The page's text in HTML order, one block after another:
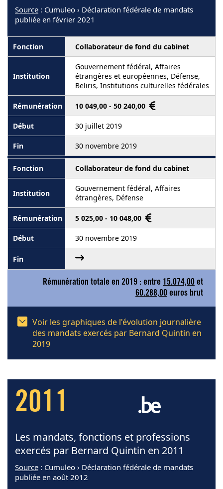
Source : Cumuleo › Déclaration fédérale de mandats
publiée en février 2021
Collaborateur de fond du cabinet
Gouvernement fédéral, Affaires
étrangères et européennes, Défense,
Beliris, Institutions culturelles fédérales
10 049,00 - 50 240,00
30 juillet 2019
30 novembre 2019
Collaborateur de fond du cabinet
Gouvernement fédéral, Affaires
étrangères, Défense
5 025,00 - 10 048,00
30 novembre 2019
Rémunération totale en 2019 : entre 15.074,00 et
60.288,00 euros brut
Voir les graphiques de l'évolution journalière
des mandats exercés par Bernard Quintin en
2019
2011
Les mandats, fonctions et professions
exercés par Bernard Quintin en 2011
Source : Cumuleo › Déclaration fédérale de mandats
publiée en août 2012